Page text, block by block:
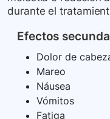
durante el
Efectos
Dolor de
Mareo
Náusea
Vómitos
Fatiga